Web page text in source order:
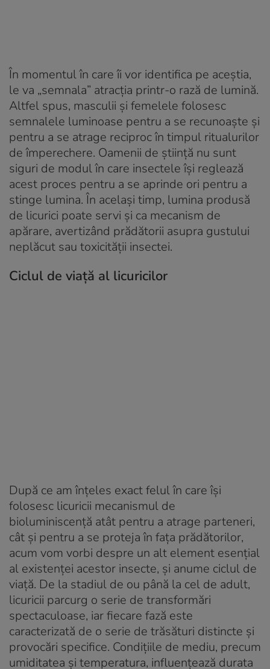
În momentul în care îi vor identifica pe aceștia,
le va „semnala” atracția printr-o rază de lumină.
Altfel spus, masculii și femelele folosesc
semnalele luminoase pentru a se recunoaște și
pentru a se atrage reciproc în timpul ritualurilor
de împerechere. Oamenii de știință nu sunt
siguri de modul în care insectele își reglează
acest proces pentru a se aprinde ori pentru a
stinge lumina. În același timp, lumina produsă
de licurici poate servi și ca mecanism de
apărare, avertizând prădătorii asupra gustului
neplăcut sau toxicității insectei.
Ciclul de viață al licuricilor
După ce am înțeles exact felul în care își
folosesc licuricii mecanismul de
bioluminiscență atât pentru a atrage parteneri,
cât și pentru a se proteja în fața prădătorilor,
acum vom vorbi despre un alt element esențial
al existenței acestor insecte, și anume ciclul de
viață. De la stadiul de ou până la cel de adult,
licuricii parcurg o serie de transformări
spectaculoase, iar fiecare fază este
caracterizată de o serie de trăsături distincte și
provocări specifice. Condițiile de mediu, precum
umiditatea și temperatura, influențează durata